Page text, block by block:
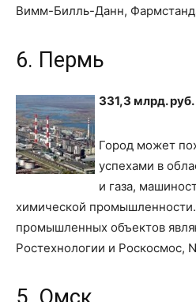
Вимм-Билль-Данн,
6. Пермь
331,3 млрд. руб.
Город может
успехами в
и газа,
химической
промышленных объектов
Ростехнологии и Роскосмос,